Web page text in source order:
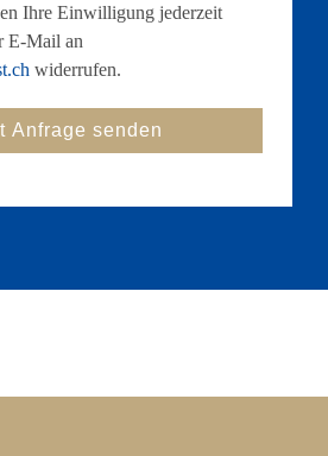
Ihre Einwilligung jederzeit
E-Mail an
widerrufen.